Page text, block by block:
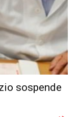
sospende